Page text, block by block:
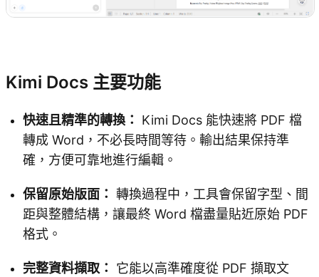
Kimi Docs 主要功能
快速且精準的轉換：
Kimi Docs 能快速將 PDF 檔
轉成 Word，不必長時間等待。輸出結果保持準
確，方便可靠地進行編輯。
保留原始版面： 轉換過程中，工具會保留字型、間
距與整體結構，讓最終 Word 檔盡量貼近原始 PDF
格式。
完整資料擷取： 它能以高準確度從 PDF 擷取文